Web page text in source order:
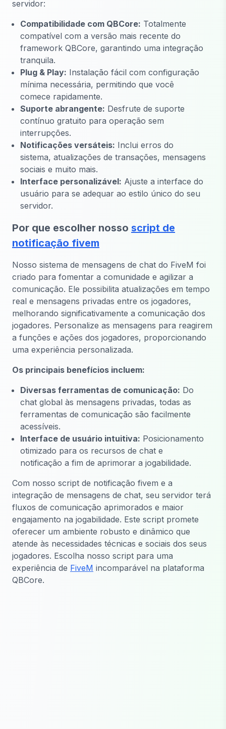
servidor:
Compatibilidade com QBCore: Totalmente
compatível com a versão mais recente do
framework QBCore, garantindo uma integração
tranquila.
Plug & Play: Instalação fácil com configuração
mínima necessária, permitindo que você
comece rapidamente.
Suporte abrangente: Desfrute de suporte
contínuo gratuito para operação sem
interrupções.
Notificações versáteis: Inclui erros do
sistema, atualizações de transações, mensagens
sociais e muito mais.
Interface personalizável: Ajuste a interface do
usuário para se adequar ao estilo único do seu
servidor.
Por que escolher nosso script de
notificação fivem
Nosso sistema de mensagens de chat do FiveM foi
criado para fomentar a comunidade e agilizar a
comunicação. Ele possibilita atualizações em tempo
real e mensagens privadas entre os jogadores,
melhorando significativamente a comunicação dos
jogadores. Personalize as mensagens para reagirem
a funções e ações dos jogadores, proporcionando
uma experiência personalizada.
Os principais benefícios incluem:
Diversas ferramentas de comunicação: Do
chat global às mensagens privadas, todas as
ferramentas de comunicação são facilmente
acessíveis.
Interface de usuário intuitiva: Posicionamento
otimizado para os recursos de chat e
notificação a fim de aprimorar a jogabilidade.
Com nosso script de notificação fivem e a
integração de mensagens de chat, seu servidor terá
fluxos de comunicação aprimorados e maior
engajamento na jogabilidade. Este script promete
oferecer um ambiente robusto e dinâmico que
atende às necessidades técnicas e sociais dos seus
jogadores. Escolha nosso script para uma
experiência de FiveM incomparável na plataforma
QBCore.